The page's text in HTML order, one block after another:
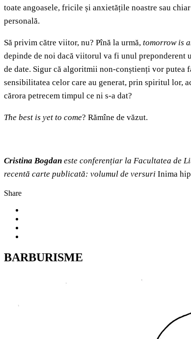
toate angoasele, fricile și anxietățile noastre sau
personală.
Să privim către viitor, nu? Pînă la urmă, tomorrow is
depinde de noi dacă viitorul va fi unul preponderent
de date. Sigur că algoritmii non-conștienți vor putea
sensibilitatea celor care au generat, prin spiritul lor,
cărora petrecem timpul ce ni s-a dat?
The best is yet to come? Rămîne de văzut.
Cristina Bogdan este conferențiar la Facultatea de
recentă carte publicată: volumul de versuri Inima
Share
BARBURISME